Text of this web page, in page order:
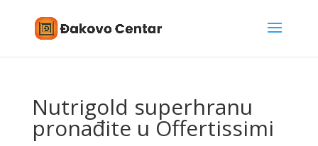
Nutrigold superhranu
pronađite u Offertissimi